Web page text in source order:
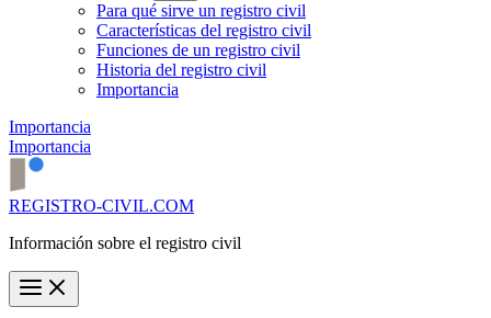
Para qué sirve un registro civil
Características del registro civil
Funciones de un registro civil
Historia del registro civil
Importancia
Importancia
Importancia
REGISTRO-CIVIL.COM
Información sobre el registro civil